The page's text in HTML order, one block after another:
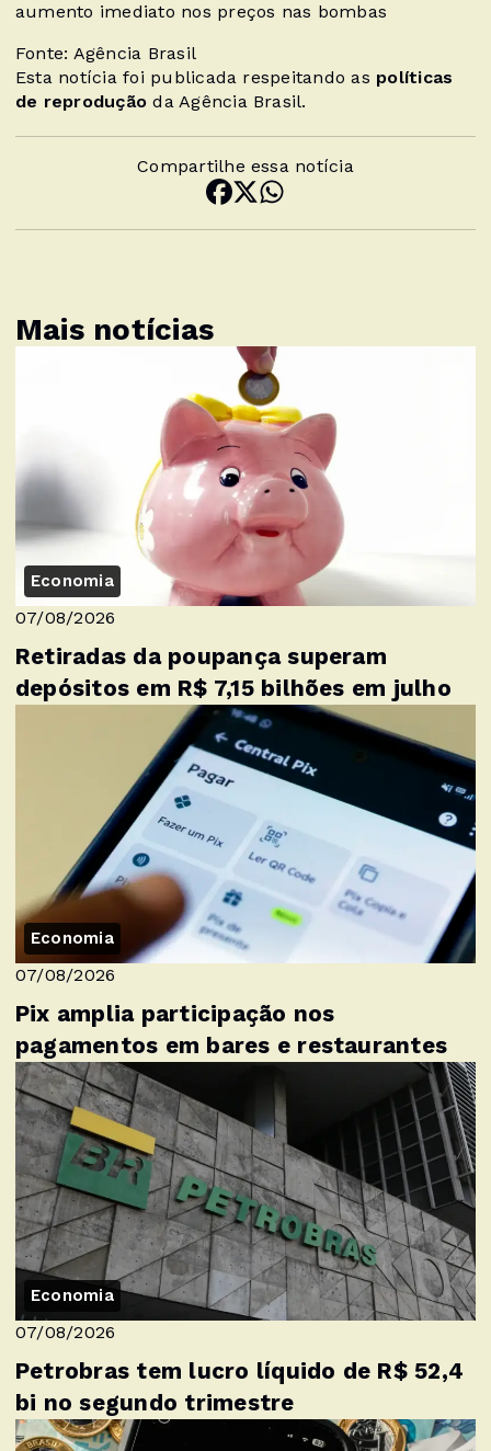
aumento imediato nos preços nas bombas
Fonte: Agência Brasil
Esta notícia foi publicada respeitando as políticas
de reprodução da Agência Brasil.
Compartilhe essa notícia
Mais notícias
Economia
07/08/2026
Retiradas da poupança superam
depósitos em R$ 7,15 bilhões em julho
Economia
07/08/2026
Pix amplia participação nos
pagamentos em bares e restaurantes
Economia
07/08/2026
Petrobras tem lucro líquido de R$ 52,4
bi no segundo trimestre